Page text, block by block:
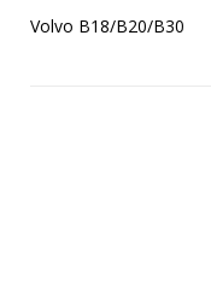
Volvo B18/B20/B30